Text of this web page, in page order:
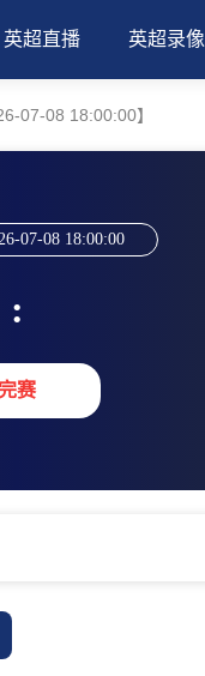
英超直播 英超录像
07-08 18:00:00】
07-08 18:00:00
:
赛